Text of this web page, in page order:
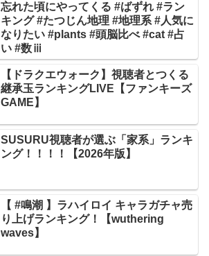
忘れた頃にやってくる #ばずれ #ラン
キング #たつじん地理 #地理系 #人気に
なりたい #plants #頭脳比べ #cat #占
い #数ⅲ
【ドラクエウォーク】視聴者とつくる
継承玉ランキングLIVE【ファンキーズ
GAME】
SUSURU視聴者が選ぶ「家系」ランキ
ング！！！！【2026年版】
【 #鳴潮 】ラハイロイ キャラガチャ売
り上げランキング！【wuthering
waves】